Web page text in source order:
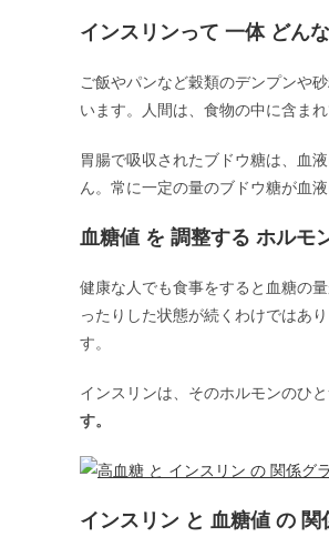
インスリンって 一体 どん
ご飯やパンなど穀類のデンプンや
います。人間は、食物の中に含ま
胃腸で吸収されたブドウ糖は、血
ん。常に一定の量のブドウ糖が血
血糖値 を 調整する ホルモ
健康な人でも食事をすると血糖の
ったりした状態が続くわけではあ
す。
インスリンは、そのホルモンのひと
す。
インスリン と 血糖値 の 関